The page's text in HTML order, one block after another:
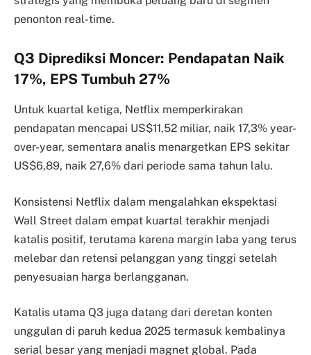
penonton real-time.
Q3 Diprediksi Moncer: Pendapatan Naik
17%, EPS Tumbuh 27%
Untuk kuartal ketiga, Netflix memperkirakan
pendapatan mencapai US$11,52 miliar, naik 17,3% year-
over-year, sementara analis menargetkan EPS sekitar
US$6,89, naik 27,6% dari periode sama tahun lalu.
Konsistensi Netflix dalam mengalahkan ekspektasi
Wall Street dalam empat kuartal terakhir menjadi
katalis positif, terutama karena margin laba yang terus
melebar dan retensi pelanggan yang tinggi setelah
penyesuaian harga berlangganan.
Katalis utama Q3 juga datang dari deretan konten
unggulan di paruh kedua 2025 termasuk kembalinya
serial besar yang menjadi magnet global. Pada